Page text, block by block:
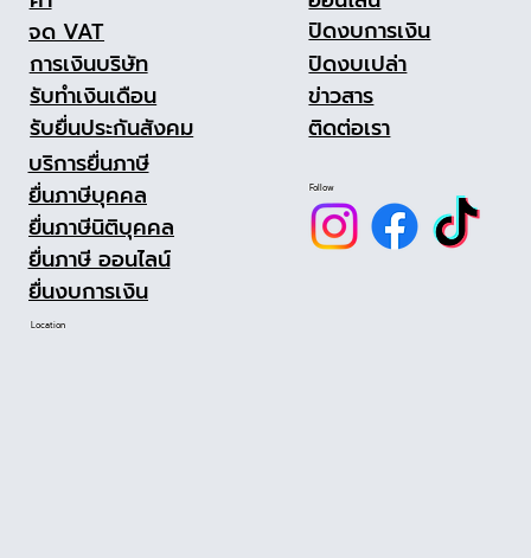
จด VAT
การเงินบริษัท
รับทำเงินเดือน
รับยื่นประกันสังคม
บริการยื่นภาษี
ยื่นภาษีบุคคล
ยื่นภาษีนิติบุคคล
ยื่นภาษี ออนไลน์
ยื่นงบการเงิน
ปิดงบการเงิน
ปิดงบเปล่า
ข่าวสาร
ติดต่อเรา
Follow
Location